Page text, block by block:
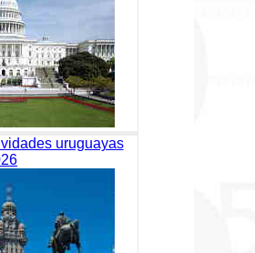
uruguayas